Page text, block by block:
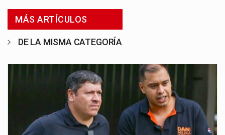
MÁS ARTÍCULOS
DE LA MISMA CATEGORÍA